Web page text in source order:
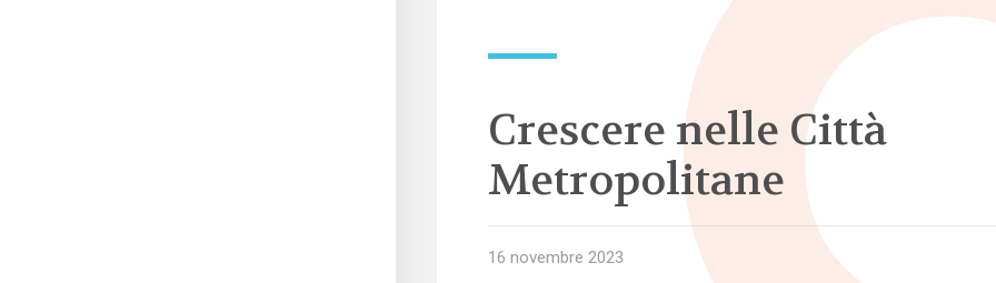
Crescere nelle Città
Metropolitane
16 novembre 2023